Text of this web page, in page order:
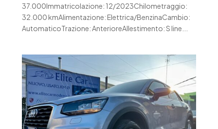
37.000Immatricolazione: 12/2023Chilometraggio:
32.000 kmAlimentazione: Elettrica/BenzinaCambio:
AutomaticoTrazione: AnterioreAllestimento: S line...